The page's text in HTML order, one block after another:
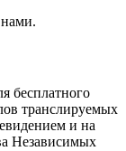
бесплатного
транслируемых
и на
Независимых